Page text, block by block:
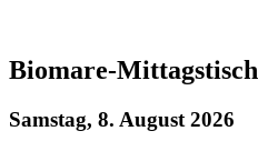
Biomare-Mittagstisch
Samstag, 8. August 2026